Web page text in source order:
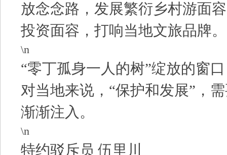
放念念路，发展繁衍乡村游面
投资面容，打响当地文旅品牌。
\n
“零丁孤身一人的树”绽放的窗
对当地来说，“保护和发展”，
渐渐注入。
\n
特约驳斥员 伍里川